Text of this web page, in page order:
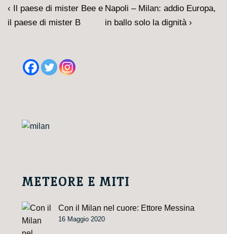
Navigazione
articoli
L'articolo
precedente
‹ Il paese di mister Bee e
il paese di mister B
Il
prossimo
Napoli – Milan: addio Europa,
in ballo solo la dignità ›
METEORE E MITI
Con il Milan nel cuore: Ettore Messina
16 Maggio 2020